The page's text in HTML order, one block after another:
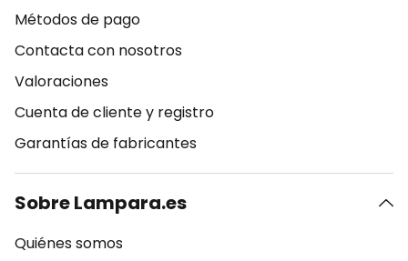
Métodos de pago
Contacta con nosotros
Valoraciones
Cuenta de cliente y registro
Garantías de fabricantes
Sobre Lampara.es
Quiénes somos